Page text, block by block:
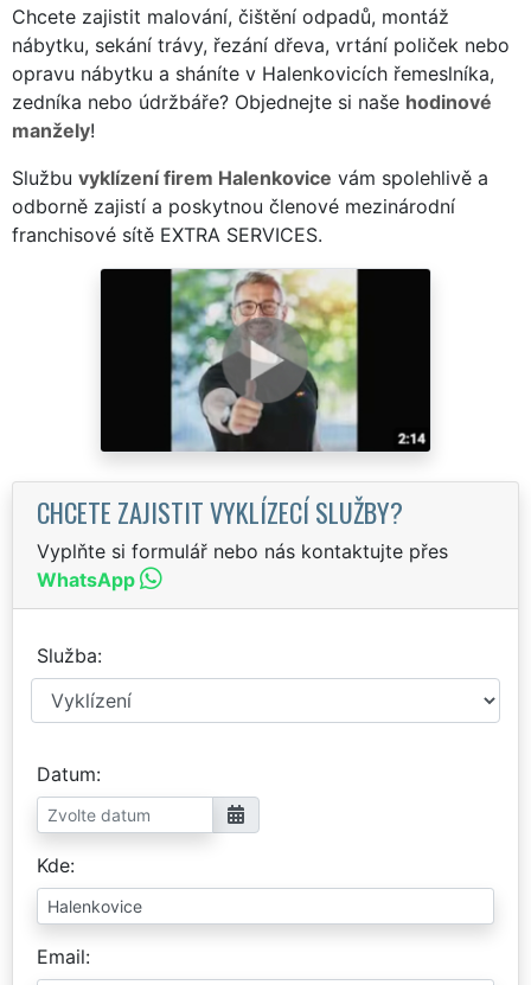
Chcete zajistit malování, čištění odpadů, montáž
nábytku, sekání trávy, řezání dřeva, vrtání poliček nebo
opravu nábytku a sháníte v Halenkovicích řemeslníka,
zedníka nebo údržbáře? Objednejte si naše hodinové
manžely!
Službu vyklízení firem Halenkovice vám spolehlivě a
odborně zajistí a poskytnou členové mezinárodní
franchisové sítě EXTRA SERVICES.
CHCETE ZAJISTIT VYKLÍZECÍ SLUŽBY?
Vyplňte si formulář nebo nás kontaktujte přes
WhatsApp
Služba
Datum
Kde
Email